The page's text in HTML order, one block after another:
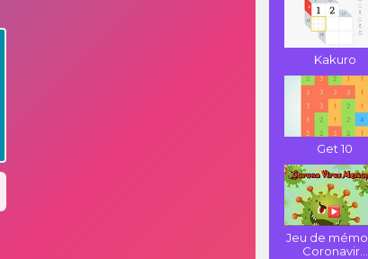
Kakuro
Get 10
Jeu de
Coronavir...